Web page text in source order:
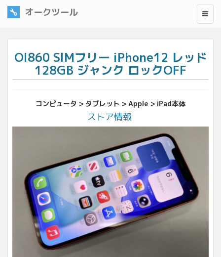
オークツール
OI860 SIMフリー iPhone12 レッド
128GB ジャンク ロックOFF
コンピュータ > タブレット > Apple > iPad本体
ストア情報